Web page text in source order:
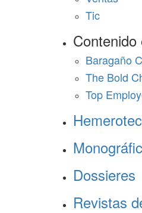
Tic
Contenido
Baragaño
The Bold
Top
Dossieres
Revistas